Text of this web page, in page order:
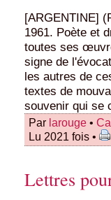
[ARGENTINE]
1961. Poète et
toutes ses
signe de
les autres de
textes de
souvenir qui se
Par larouge •
Lu 2021 fois •
Lettres